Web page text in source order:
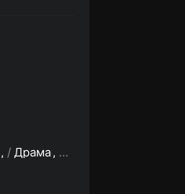
/ Драма
Триллер